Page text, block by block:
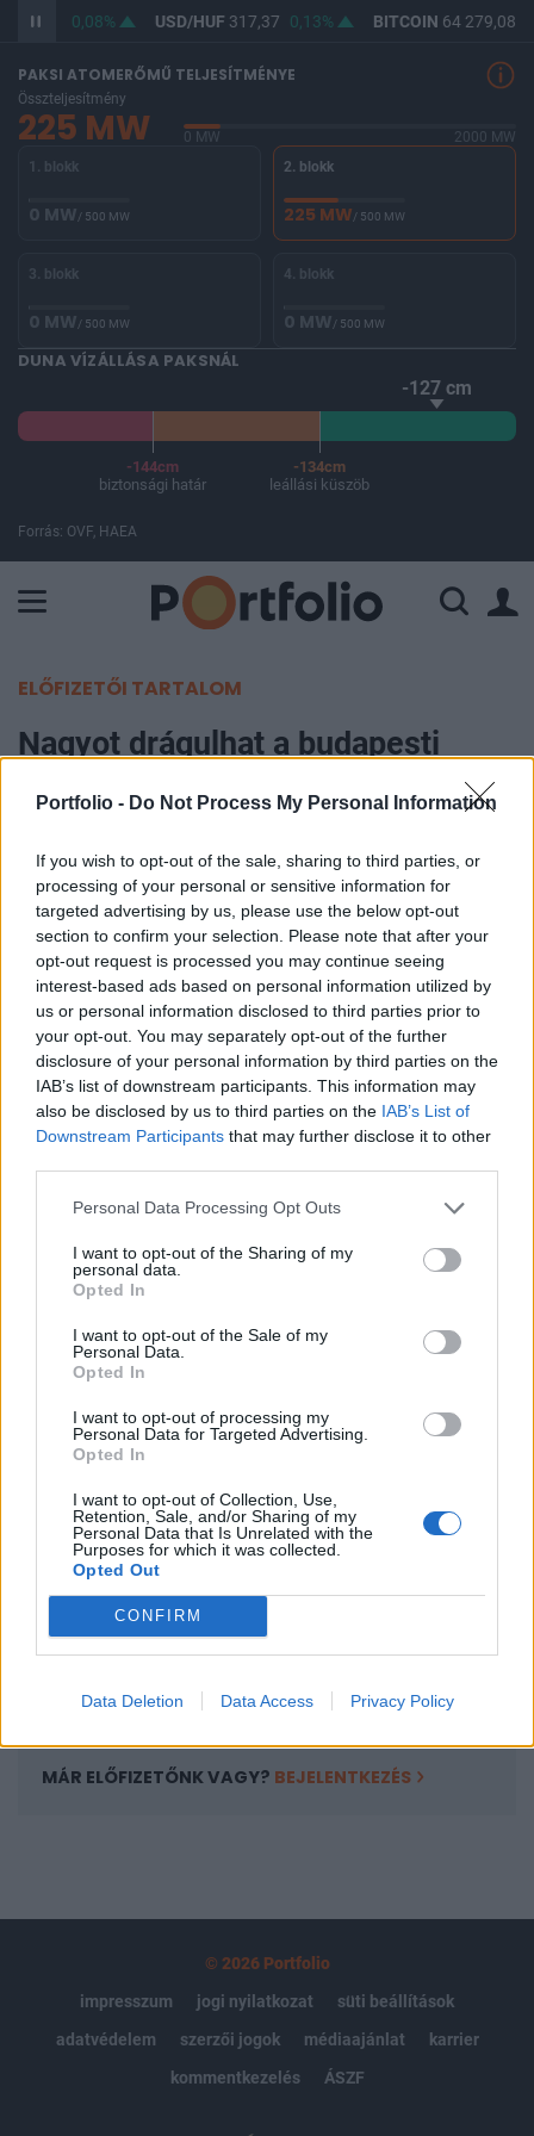
Portfolio - Do Not Process My Personal Information
If you wish to opt-out of the sale, sharing to third parties, or
processing of your personal or sensitive information for
targeted advertising by us, please use the below opt-out
section to confirm your selection. Please note that after your
opt-out request is processed you may continue seeing
interest-based ads based on personal information utilized by
us or personal information disclosed to third parties prior to
your opt-out. You may separately opt-out of the further
disclosure of your personal information by third parties on the
IAB’s list of downstream participants. This information may
also be disclosed by us to third parties on the IAB’s List of
Downstream Participants that may further disclose it to other
Personal Data Processing Opt Outs
I want to opt-out of the Sharing of my
personal data.
Opted In
I want to opt-out of the Sale of my
Personal Data.
Opted In
I want to opt-out of processing my
Personal Data for Targeted Advertising.
Opted In
I want to opt-out of Collection, Use,
Retention, Sale, and/or Sharing of my
Personal Data that Is Unrelated with the
Purposes for which it was collected.
Opted Out
CONFIRM
Data Deletion Data Access Privacy Policy
365,71 0,08% USD/HUF317,37 0,13% BITCOIN64 279,08
PAKSI ATOMERŐMŰ TELJESÍTMÉNYE
Összteljesítmény
225 MW 0 MW
2000 MW
1. blokk
0 MW/ 500 MW
2. blokk
225 MW/ 500 MW
3. blokk
0 MW/ 500 MW
4. blokk
0 MW/ 500 MW
DUNA VÍZÁLLÁSA PAKSNÁL
-127 cm
-144cm
biztonsági határ
-134cm
leállási küszöb
Forrás: OVF, HAEA
ELŐFIZETŐI TARTALOM
Nagyot drágulhat a budapesti
egyeztetések
Portfolio
2023. január 13. 10:18
Zajlanak az egyeztetések a taxis szövetségek és a
fővárosi önkormányzat között egy esetleges
tarifaemelésről, aminek szükségességét a magas
inflációval, az üzemanyagárak emelkedésével
indokolják a taxisok, írja a Népszava.
A Fővárosi Közgyűlés Klímavédelmi, Közlekedési és
Városfejlesztési Bizottsága csütörtökön rendkívüli ülést
tartott, ahol az Országos Taxis Szövetség elnöke, Metál
egyeztettek a fővárosi önkormányzattal, és januárra
halasztották az egységes javaslat kidolgozását. A taxisok
A keresett cikk a portfolio.hu hírarchívumához
tartozik, melynek olvasása előfizetéses
regisztrációhoz kötött.
Az előfizetés a következőket tartalmazza:
Portfolio.hu teljes cikkarchívum
Kötéslisták: BÉT elmúlt 2 év napon belüli
MÁR ELŐFIZETŐNK VAGY? BEJELENTKEZÉS
© 2026 Portfolio
impresszum
jogi nyilatkozat
süti beállítások
adatvédelem
szerzői jogok médiaajánlat
karrier
kommentkezelés
ÁSZF